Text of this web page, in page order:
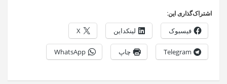
اشتراک‌گذاری این:
فیسبوک لینکداین X
Telegram چاپ WhatsApp